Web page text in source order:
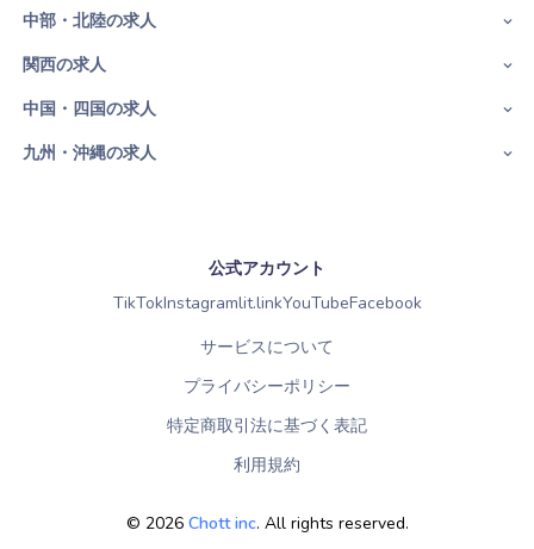
中部・北陸の求人
関西の求人
中国・四国の求人
九州・沖縄の求人
公式アカウント
TikTokInstagramlit.linkYouTubeFacebook
サービスについて
プライバシーポリシー
特定商取引法に基づく表記
利用規約
© 2026 Chott inc. All rights reserved.